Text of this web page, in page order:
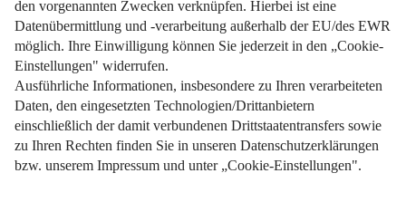
Impressum Datenschutz Nutzungsbedingungen
Pflichtinformationen
Barrierefreiheit Widerrufsformular
Cookie-Einstellungen